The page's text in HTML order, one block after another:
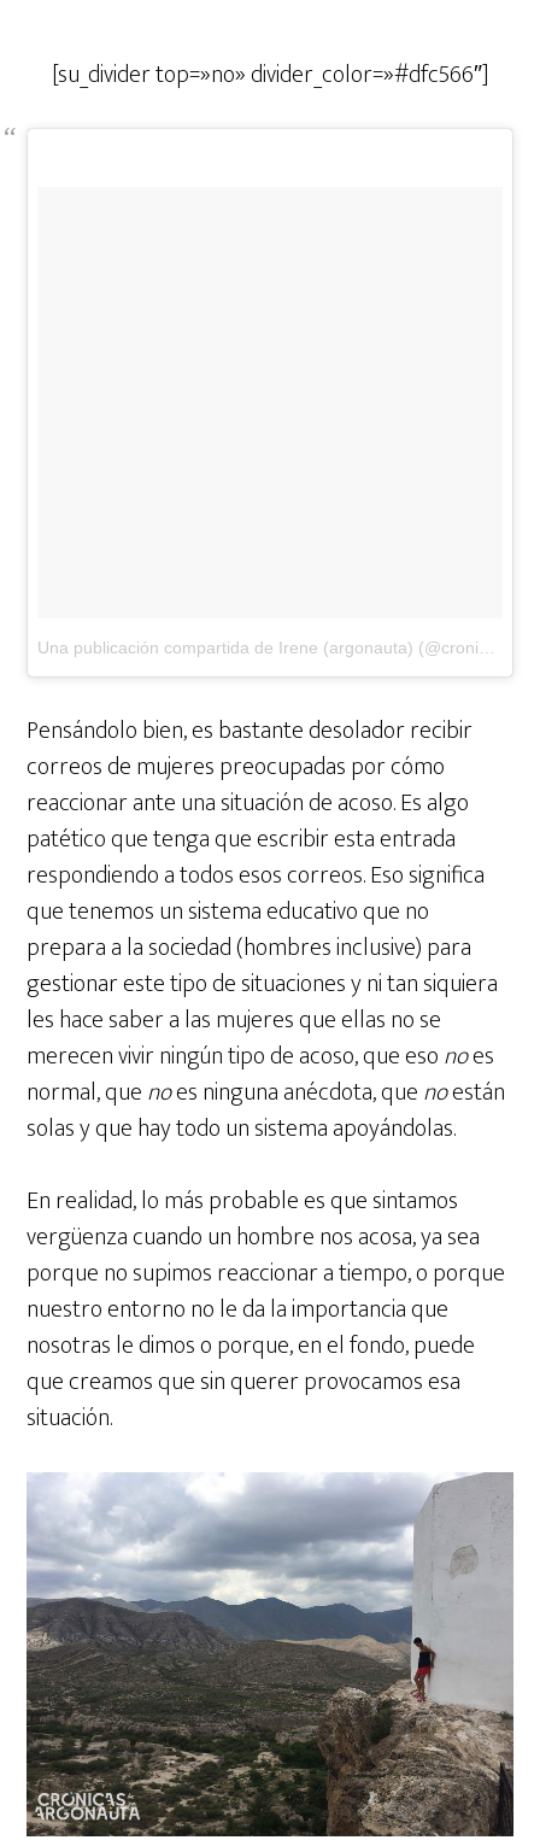
[su_divider top=»no» divider_color=»#dfc566″]
Pensándolo bien, es bastante desolador recibir
correos de mujeres preocupadas por cómo
reaccionar ante una situación de acoso. Es algo
patético que tenga que escribir esta entrada
respondiendo a todos esos correos. Eso significa
que tenemos un sistema educativo que no
prepara a la sociedad (hombres inclusive) para
gestionar este tipo de situaciones y ni tan siquiera
les hace saber a las mujeres que ellas no se
merecen vivir ningún tipo de acoso, que esonoes
normal, quenoes ninguna anécdota, quenoestán
solas y que hay todo un sistema apoyándolas.
En realidad, lo más probable es que sintamos
vergüenza cuando un hombre nos acosa, ya sea
porque no supimos reaccionar a tiempo, o porque
nuestro entorno no le da la importancia que
nosotras le dimos o porque, en el fondo, puede
que creamos que sin querer provocamos esa
situación.